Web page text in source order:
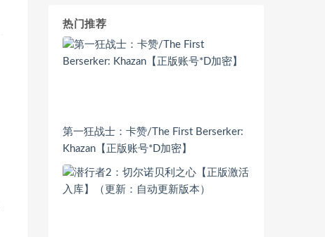
热门推荐
第一狂战士：卡赞/The First Berserker:
Khazan【正版账号*D加密】